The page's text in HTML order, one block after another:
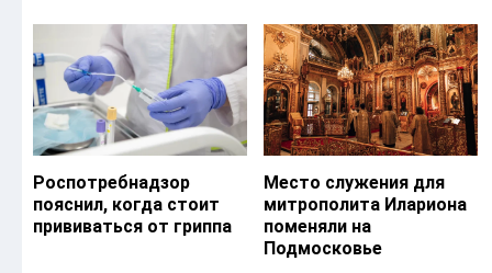
Роспотребнадзор
пояснил, когда стоит
прививаться от гриппа
Место служения для
митрополита Илариона
поменяли на
Подмосковье